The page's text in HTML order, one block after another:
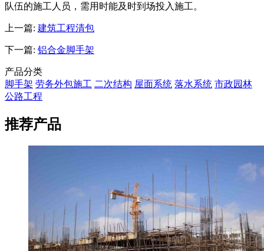
队伍的施工人员，需用时能及时到场投入施工。
上一篇: 建筑工程清包
下一篇: 铝合金脚手架
产品分类
脚手架 劳务外包施工 二次结构 屋面系统 落水系统 市政园林
公路工程
推荐产品